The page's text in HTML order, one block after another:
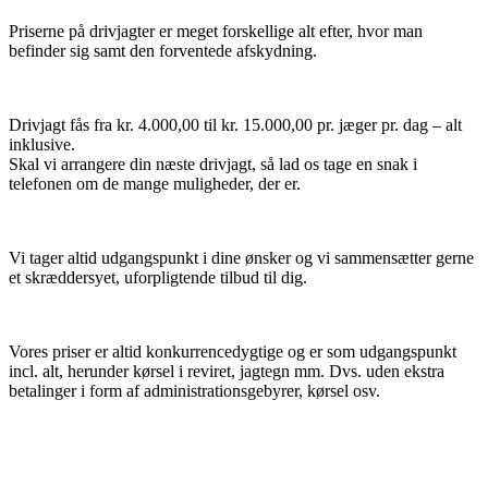
Priserne på drivjagter er meget forskellige alt efter, hvor man
befinder sig samt den forventede afskydning.
Drivjagt fås fra kr. 4.000,00 til kr. 15.000,00 pr. jæger pr. dag – alt
inklusive.
Skal vi arrangere din næste drivjagt, så lad os tage en snak i
telefonen om de mange muligheder, der er.
Vi tager altid udgangspunkt i dine ønsker og vi sammensætter gerne
et skræddersyet, uforpligtende tilbud til dig.
Vores priser er altid konkurrencedygtige og er som udgangspunkt
incl. alt, herunder kørsel i reviret, jagtegn mm. Dvs. uden ekstra
betalinger i form af administrationsgebyrer, kørsel osv.